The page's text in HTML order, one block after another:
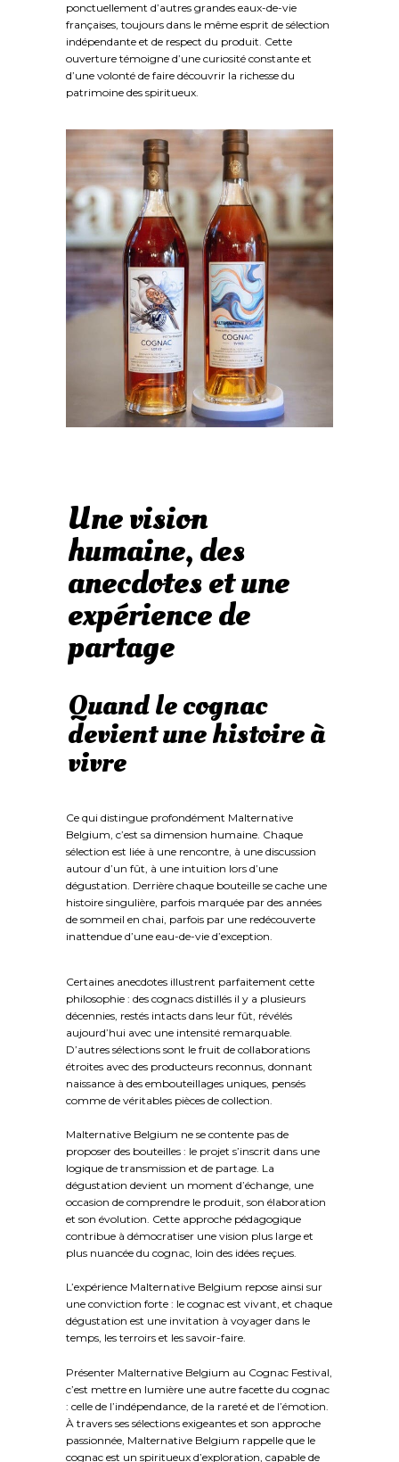
ponctuellement d’autres grandes eaux-de-vie
françaises, toujours dans le même esprit de sélection
indépendante et de respect du produit. Cette
ouverture témoigne d’une curiosité constante et
d’une volonté de faire découvrir la richesse du
patrimoine des spiritueux.
Une vision
humaine, des
anecdotes et une
expérience de
partage
Quand le cognac
devient une histoire à
vivre
Ce qui distingue profondément Malternative
Belgium, c’est sa dimension humaine. Chaque
sélection est liée à une rencontre, à une discussion
autour d’un fût, à une intuition lors d’une
dégustation. Derrière chaque bouteille se cache une
histoire singulière, parfois marquée par des années
de sommeil en chai, parfois par une redécouverte
inattendue d’une eau-de-vie d’exception.
Certaines anecdotes illustrent parfaitement cette
philosophie : des cognacs distillés il y a plusieurs
décennies, restés intacts dans leur fût, révélés
aujourd’hui avec une intensité remarquable.
D’autres sélections sont le fruit de collaborations
étroites avec des producteurs reconnus, donnant
naissance à des embouteillages uniques, pensés
comme de véritables pièces de collection.
Malternative Belgium ne se contente pas de
proposer des bouteilles : le projet s’inscrit dans une
logique de transmission et de partage. La
dégustation devient un moment d’échange, une
occasion de comprendre le produit, son élaboration
et son évolution. Cette approche pédagogique
contribue à démocratiser une vision plus large et
plus nuancée du cognac, loin des idées reçues.
L’expérience Malternative Belgium repose ainsi sur
une conviction forte : le cognac est vivant, et chaque
dégustation est une invitation à voyager dans le
temps, les terroirs et les savoir-faire.
Présenter Malternative Belgium au Cognac Festival,
c’est mettre en lumière une autre facette du cognac
: celle de l’indépendance, de la rareté et de l’émotion.
À travers ses sélections exigeantes et son approche
passionnée, Malternative Belgium rappelle que le
cognac est un spiritueux d’exploration, capable de